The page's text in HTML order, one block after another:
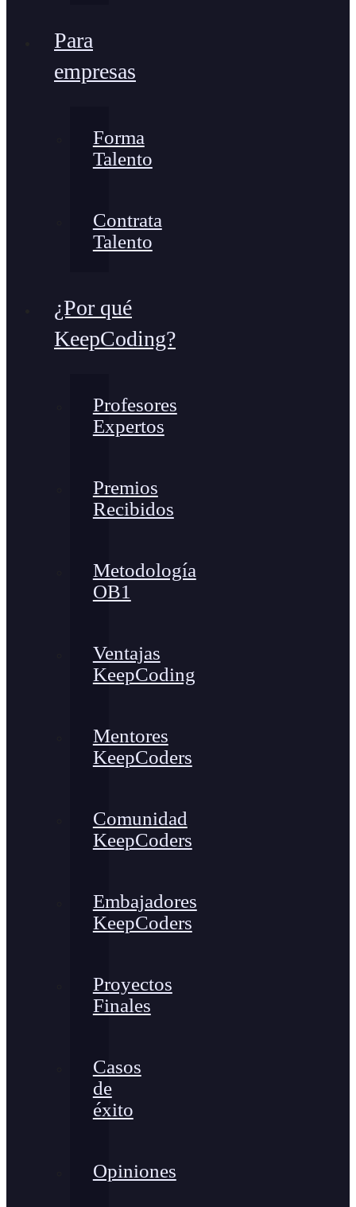
Para
empresas
Forma
Talento
Contrata
Talento
¿Por qué
KeepCoding?
Profesores
Expertos
Premios
Recibidos
Metodología
OB1
Ventajas
KeepCoding
Mentores
KeepCoders
Comunidad
KeepCoders
Embajadores
KeepCoders
Proyectos
Finales
Casos
de
éxito
Opiniones